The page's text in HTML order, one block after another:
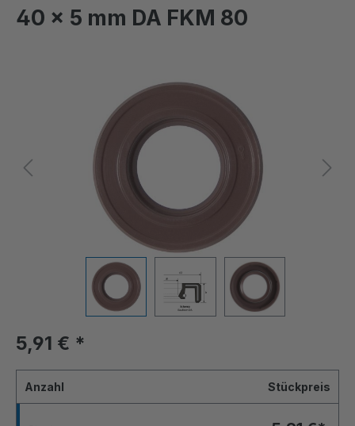
40 x 5 mm DA FKM 80
Bildergalerie überspringen
5,91 € *
Anzahl Stückpreis